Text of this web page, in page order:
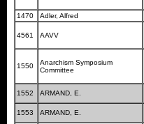
1470 Adler, Alfred
4561 AAVV
1550
Anarchism Symposium
Committee
1552
ARMAND, E.
1553 ARMAND, E.